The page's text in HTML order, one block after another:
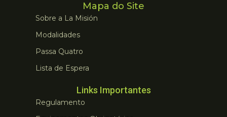
Mapa do Site
Sobre a La Misión
Modalidades
Passa Quatro
Lista de Espera
Links Importantes
Regulamento